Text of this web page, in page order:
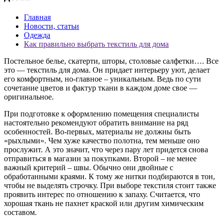
Главная
Новости, статьи
Одежда
Как правильно выбрать текстиль для дома
Постельное белье, скатерти, шторы, столовые салфетки…. Все
это — текстиль для дома. Он придает интерьеру уют, делает
его комфортным, но-главное – уникальным. Ведь по сути
сочетание цветов и фактур ткани в каждом доме свое —
оригинальное.
При подготовке к оформлению помещения специалисты
настоятельно рекомендуют обратить внимание на ряд
особенностей. Во-первых, материалы не должны быть
«рыхлыми». Чем хуже качество полотна, тем меньше оно
прослужит. А это значит, что через пару лет придется снова
отправиться в магазин за покупками. Второй – не менее
важный критерий – швы. Обычно они двойные с
обработанными краями. К тому же нитки подбираются в тон,
чтобы не выделять строчку. При выборе текстиля стоит также
проявить интерес по отношению к запаху. Считается, что
хорошая ткань не пахнет краской или другим химическим
составом.